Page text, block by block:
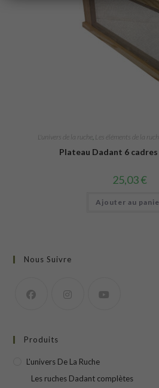
L'univers de la ruche Les éléments de la ruche
Plateau Dadant 6
25,03€
Ajouter au
Nous Suivre
Produits
L'univers De La Ruche
Les ruches Dadant complètes